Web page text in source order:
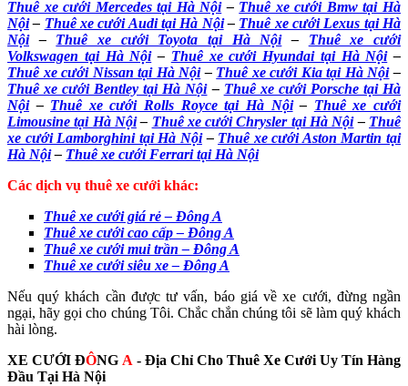
Thuê xe cưới Mercedes tại Hà Nội– Thuê xe cưới Bmw tại Hà
Nội– Thuê xe cưới Audi tại Hà Nội– Thuê xe cưới Lexus tại Hà
Nội– Thuê xe cưới Toyota tại Hà Nội– Thuê xe cưới
Volkswagen tại Hà Nội– Thuê xe cưới Hyundai tại Hà Nội–
Thuê xe cưới Nissan tại Hà Nội– Thuê xe cưới Kia tại Hà Nội–
Thuê xe cưới Bentley tại Hà Nội– Thuê xe cưới Porsche tại Hà
Nội– Thuê xe cưới Rolls Royce tại Hà Nội– Thuê xe cưới
Limousine tại Hà Nội– Thuê xe cưới Chrysler tại Hà Nội– Thuê
xe cưới Lamborghini tại Hà Nội– Thuê xe cưới Aston Martin tại
Hà Nội– Thuê xe cưới Ferrari tại Hà Nội
Các dịch vụ thuê xe cưới khác:
Thuê xe cưới giá rẻ – Đông A
Thuê xe cưới cao cấp – Đông A
Thuê xe cưới mui trần – Đông A
Thuê xe cưới siêu xe – Đông A
Nếu quý khách cần được tư vấn, báo giá về xe cưới, đừng ngần
ngại, hãy gọi cho chúng Tôi. Chắc chắn chúng tôi sẽ làm quý khách
hài lòng.
XE CƯỚI ĐÔNG A - Địa Chỉ Cho Thuê Xe Cưới Uy Tín Hàng
Đầu Tại Hà Nội